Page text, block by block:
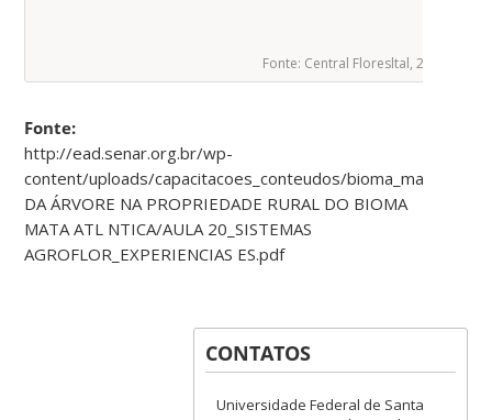
Fonte: Central Floresltal, 2020
Fonte:
http://ead.senar.org.br/wp-
content/uploads/capacitacoes_conteudos/
DA ÁRVORE NA PROPRIEDADE RURAL DO BIOMA
MATA ATL NTICA/AULA 20_SISTEMAS
AGROFLOR_EXPERIENCIAS ES.pdf
CONTATOS
Universidade Federal de Santa